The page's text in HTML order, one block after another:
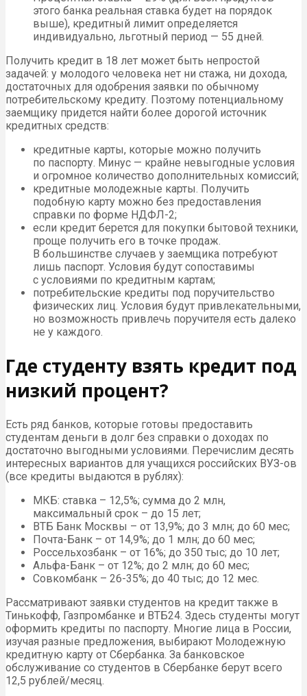
этого банка реальная ставка будет на порядок
выше), кредитный лимит определяется
индивидуально, льготный период — 55 дней.
Получить кредит в 18 лет может быть непростой
задачей: у молодого человека нет ни стажа, ни дохода,
достаточных для одобрения заявки по обычному
потребительскому кредиту. Поэтому потенциальному
заемщику придется найти более дорогой источник
кредитных средств:
кредитные карты, которые можно получить
по паспорту. Минус — крайне невыгодные условия
и огромное количество дополнительных комиссий;
кредитные молодежные карты. Получить
подобную карту можно без предоставления
справки по форме НДФЛ-2;
если кредит берется для покупки бытовой техники,
проще получить его в точке продаж.
В большинстве случаев у заемщика потребуют
лишь паспорт. Условия будут сопоставимы
с условиями по кредитным картам;
потребительские кредиты под поручительство
физических лиц. Условия будут привлекательными,
но возможность привлечь поручителя есть далеко
не у каждого.
Где студенту взять кредит под
низкий процент?
Есть ряд банков, которые готовы предоставить
студентам деньги в долг без справки о доходах по
достаточно выгодными условиями. Перечислим десять
интересных вариантов для учащихся российских ВУЗ-ов
(все кредиты выдаются в рублях):
МКБ: ставка – 12,5%; сумма до 2 млн,
максимальный срок – до 15 лет;
ВТБ Банк Москвы – от 13,9%; до 3 млн; до 60 мес;
Почта-Банк – от 14,9%; до 1 млн; до 60 мес;
Россельхозбанк – от 16%; до 350 тыс; до 10 лет;
Альфа-Банк – от 12%; до 2 млн; до 60 мес;
Совкомбанк – 26-35%; до 40 тыс; до 12 мес.
Рассматривают заявки студентов на кредит также в
Тинькофф, Газпромбанке и ВТБ24. Здесь студенты могут
оформить кредиты по паспорту. Многие лица в России,
изучая разные предложения, выбирают Молодежную
кредитную карту от Сбербанка. За банковское
обслуживание со студентов в Сбербанке берут всего
12,5 рублей/месяц.